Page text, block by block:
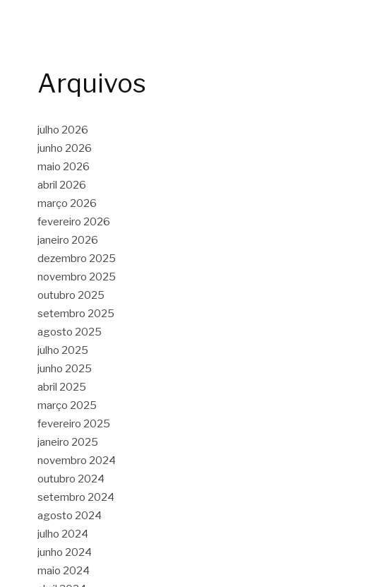
Arquivos
julho 2026
junho 2026
maio 2026
abril 2026
março 2026
fevereiro 2026
janeiro 2026
dezembro 2025
novembro 2025
outubro 2025
setembro 2025
agosto 2025
julho 2025
junho 2025
abril 2025
março 2025
fevereiro 2025
janeiro 2025
novembro 2024
outubro 2024
setembro 2024
agosto 2024
julho 2024
junho 2024
maio 2024